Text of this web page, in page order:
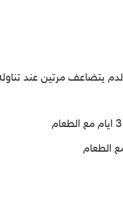
يتضاعف مرتين عند